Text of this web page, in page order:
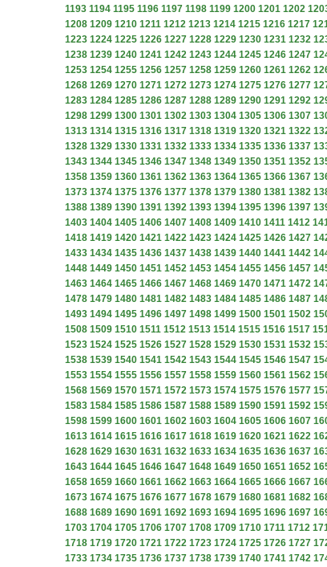
1193 1194 1195 1196 1197 1198 1199 1200 1201 1202
1208 1209 1210 1211 1212 1213 1214 1215 1216 1217
1223 1224 1225 1226 1227 1228 1229 1230 1231 1232
1238 1239 1240 1241 1242 1243 1244 1245 1246 1247
1253 1254 1255 1256 1257 1258 1259 1260 1261 1262
1268 1269 1270 1271 1272 1273 1274 1275 1276 1277
1283 1284 1285 1286 1287 1288 1289 1290 1291 1292
1298 1299 1300 1301 1302 1303 1304 1305 1306 1307
1313 1314 1315 1316 1317 1318 1319 1320 1321 1322
1328 1329 1330 1331 1332 1333 1334 1335 1336 1337
1343 1344 1345 1346 1347 1348 1349 1350 1351 1352
1358 1359 1360 1361 1362 1363 1364 1365 1366 1367
1373 1374 1375 1376 1377 1378 1379 1380 1381 1382
1388 1389 1390 1391 1392 1393 1394 1395 1396 1397
1403 1404 1405 1406 1407 1408 1409 1410 1411 1412
1418 1419 1420 1421 1422 1423 1424 1425 1426 1427
1433 1434 1435 1436 1437 1438 1439 1440 1441 1442
1448 1449 1450 1451 1452 1453 1454 1455 1456 1457
1463 1464 1465 1466 1467 1468 1469 1470 1471 1472
1478 1479 1480 1481 1482 1483 1484 1485 1486 1487
1493 1494 1495 1496 1497 1498 1499 1500 1501 1502
1508 1509 1510 1511 1512 1513 1514 1515 1516 1517
1523 1524 1525 1526 1527 1528 1529 1530 1531 1532
1538 1539 1540 1541 1542 1543 1544 1545 1546 1547
1553 1554 1555 1556 1557 1558 1559 1560 1561 1562
1568 1569 1570 1571 1572 1573 1574 1575 1576 1577
1583 1584 1585 1586 1587 1588 1589 1590 1591 1592
1598 1599 1600 1601 1602 1603 1604 1605 1606 1607
1613 1614 1615 1616 1617 1618 1619 1620 1621 1622
1628 1629 1630 1631 1632 1633 1634 1635 1636 1637
1643 1644 1645 1646 1647 1648 1649 1650 1651 1652
1658 1659 1660 1661 1662 1663 1664 1665 1666 1667
1673 1674 1675 1676 1677 1678 1679 1680 1681 1682
1688 1689 1690 1691 1692 1693 1694 1695 1696 1697
1703 1704 1705 1706 1707 1708 1709 1710 1711 1712
1718 1719 1720 1721 1722 1723 1724 1725 1726 1727
1733 1734 1735 1736 1737 1738 1739 1740 1741 1742